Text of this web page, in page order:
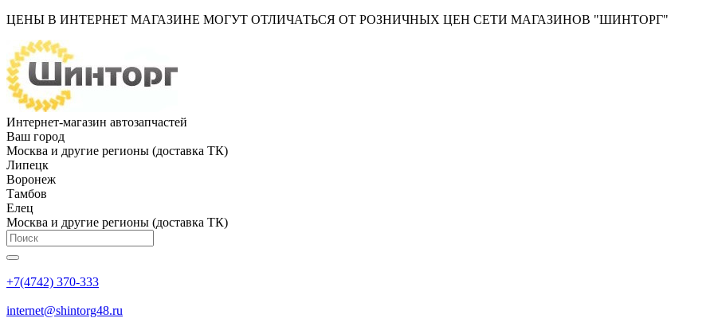
ЦЕНЫ В ИНТЕРНЕТ МАГАЗИНЕ МОГУТ ОТЛИЧАТЬСЯ ОТ РОЗНИЧНЫХ ЦЕН СЕТИ МАГАЗИНОВ "ШИНТОРГ"
Интернет-магазин автозапчастей
Ваш город
Москва и другие регионы (доставка ТК)
Липецк
Воронеж
Тамбов
Елец
Москва и другие регионы (доставка ТК)
+7(4742) 370-333
internet@shintorg48.ru